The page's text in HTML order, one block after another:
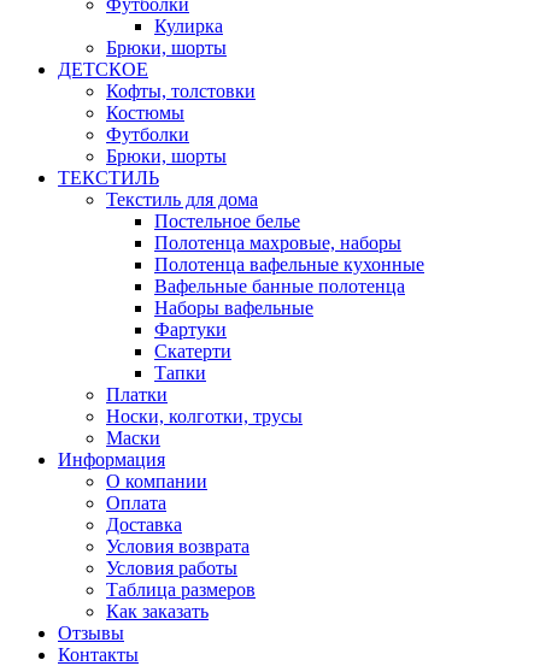
Футболки
Кулирка
Брюки, шорты
ДЕТСКОЕ
Кофты, толстовки
Костюмы
Футболки
Брюки, шорты
ТЕКСТИЛЬ
Текстиль для дома
Постельное белье
Полотенца махровые, наборы
Полотенца вафельные кухонные
Вафельные банные полотенца
Наборы вафельные
Фартуки
Скатерти
Тапки
Платки
Носки, колготки, трусы
Маски
Информация
О компании
Оплата
Доставка
Условия возврата
Условия работы
Таблица размеров
Как заказать
Отзывы
Контакты